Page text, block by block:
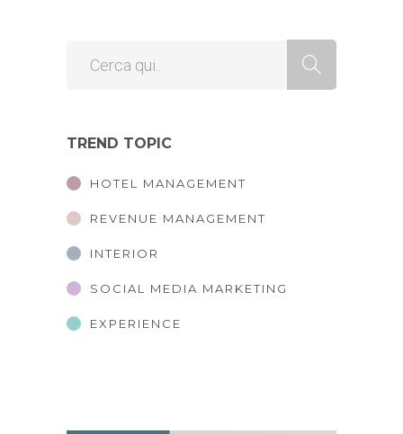
TREND TOPIC
HOTEL MANAGEMENT
REVENUE MANAGEMENT
INTERIOR
SOCIAL MEDIA MARKETING
EXPERIENCE